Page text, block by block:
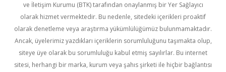
ve İletişim Kurumu (BTK) tarafından onaylanmış bir Yer Sağlayıcı
olarak hizmet vermektedir. Bu nedenle, sitedeki içerikleri proaktif
olarak denetleme veya araştırma yükümlülüğümüz bulunmamaktadır.
Ancak, üyelerimiz yazdıkları içeriklerin sorumluluğunu taşımakta olup,
siteye üye olarak bu sorumluluğu kabul etmiş sayılırlar. Bu internet
sitesi, herhangi bir marka, kurum veya şahıs şirketi ile hiçbir bağlantısı